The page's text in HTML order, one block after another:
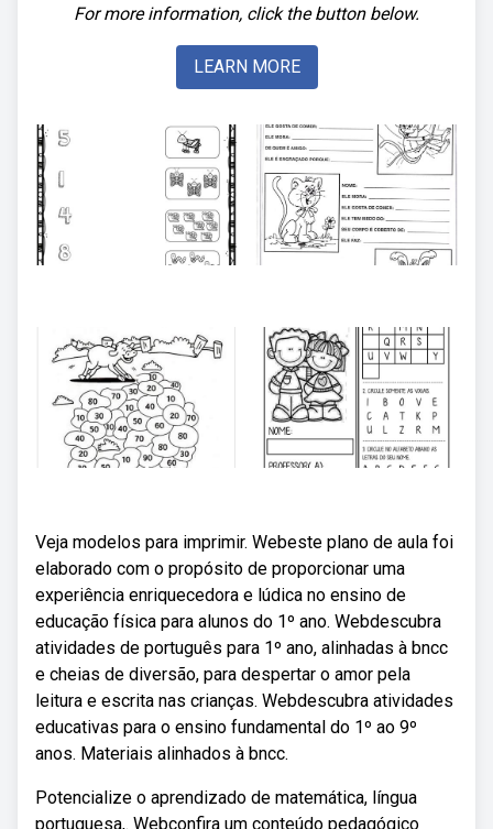
For more information, click the button below.
LEARN MORE
Veja modelos para imprimir. Webeste plano de aula foi
elaborado com o propósito de proporcionar uma
experiência enriquecedora e lúdica no ensino de
educação física para alunos do 1º ano. Webdescubra
atividades de português para 1º ano, alinhadas à bncc
e cheias de diversão, para despertar o amor pela
leitura e escrita nas crianças. Webdescubra atividades
educativas para o ensino fundamental do 1º ao 9º
anos. Materiais alinhados à bncc.
Potencialize o aprendizado de matemática, língua
portuguesa,. Webconfira um conteúdo pedagógico